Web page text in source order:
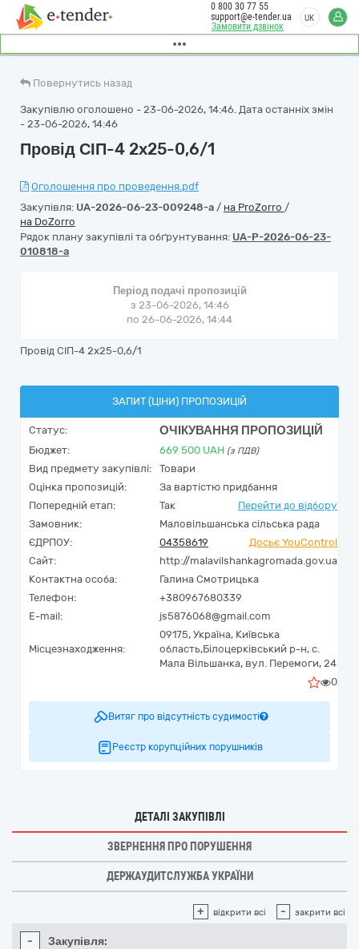
Замовити дзвінок
0 800 30 77 55
support@e-tender.ua
UK
Повернутись назад
Закупівлю оголошено - 23-06-2026, 14:46. Дата останніх змін
- 23-06-2026, 14:46
Провід СІП-4 2x25-0,6/1
Оголошення про проведення.pdf
Закупівля: UA-2026-06-23-009248-a / на ProZorro /
на DoZorro
Рядок плану закупівлі та обґрунтування: UA-P-2026-06-23-
010818-a
Період подачі пропозицій
з 23-06-2026, 14:46
по 26-06-2026, 14:44
Провід СІП-4 2x25-0,6/1
ЗАПИТ (ЦІНИ) ПРОПОЗИЦІЙ
Статус: ОЧІКУВАННЯ ПРОПОЗИЦІЙ
Бюджет: 669 500 UAH (з ПДВ)
Вид предмету закупівлі:
Товари
Оцінка пропозицій:
За вартістю придбання
Попередній етап:
Так
Перейти до відбору
Замовник:
Маловільшанська сільська рада
ЄДРПОУ:
04358619
Досьє YouControl
Сайт:
http://malavilshankagromada.gov.ua
Контактна особа:
Галина Смотрицька
Телефон:
+380967680339
E-mail:
js5876068@gmail.com
Місцезнаходження:
09175, Україна, Київська
область,Білоцерківський р-н, с.
Мала Вільшанка, вул. Перемоги, 24
0
Витяг про відсутність судимості
Реєстр корупційних порушників
ДЕТАЛІ ЗАКУПІВЛІ
ЗВЕРНЕННЯ ПРО ПОРУШЕННЯ
ДЕРЖАУДИТСЛУЖБА УКРАЇНИ
+ відкрити всі - закрити всі
- Закупівля: